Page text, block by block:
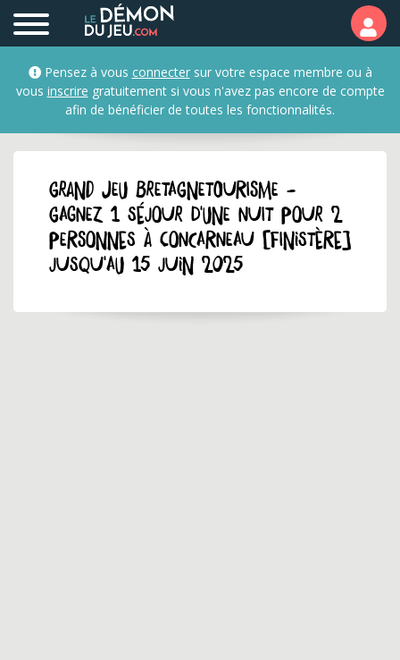
Pensez à vous connectersur votre espace membre ou à
vous inscrire gratuitement si vous n'avez pas encore de compte
afin de bénéficier de toutes les fonctionnalités.
GRAND JEU bretagnetourisme -
Gagnez 1 séjour d'une nuit pour 2
personnes à Concarneau [Finistère]
jusqu'au 15 juin 2025